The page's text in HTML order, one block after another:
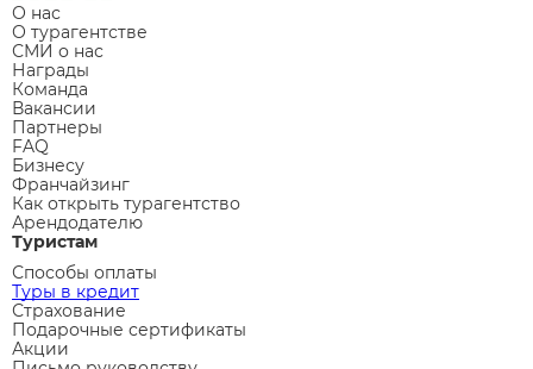
О нас
О турагентстве
СМИ о нас
Награды
Команда
Вакансии
Партнеры
FAQ
Бизнесу
Франчайзинг
Как открыть турагентство
Арендодателю
Туристам
Способы оплаты
Туры в кредит
Страхование
Подарочные сертификаты
Акции